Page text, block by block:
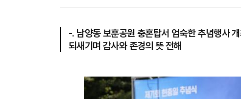
-. 남양동 보훈공원 충혼탑서 엄숙한 추념행사
되새기며 감사와 존경의 뜻 전해